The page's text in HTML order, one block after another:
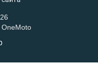
OneMoto